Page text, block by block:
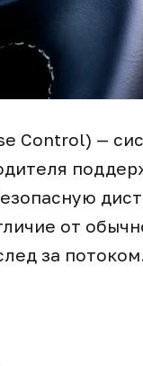
Control) —
от
за